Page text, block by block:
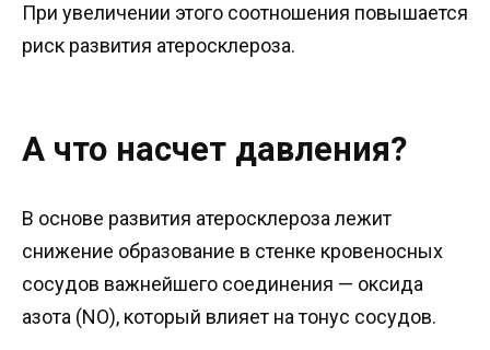
При увеличении этого соотношения повышается
риск развития атеросклероза.
А что насчет давления?
В основе развития атеросклероза лежит
снижение образование в стенке кровеносных
сосудов важнейшего соединения — оксида
азота (NO), который влияет на тонус сосудов.